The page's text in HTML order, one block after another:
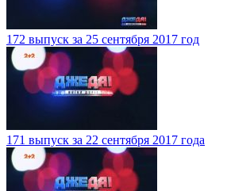
172 выпуск за 25 сентября 2017 год
171 выпуск за 22 сентября 2017 года